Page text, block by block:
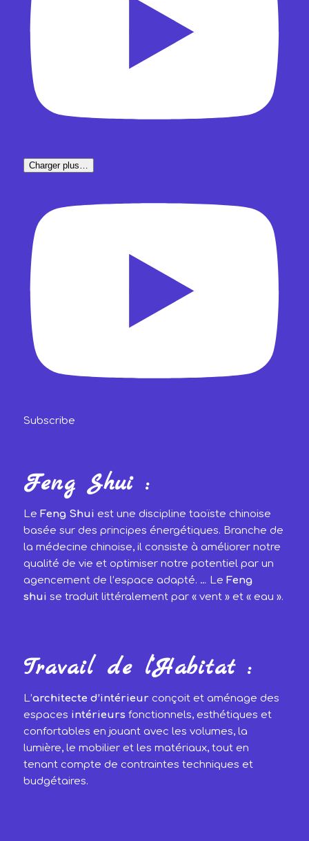
Charger plus…
Subscribe
Feng Shui :
Le Feng Shui est une discipline taoïste chinoise
basée sur des principes énergétiques. Branche de
la médecine chinoise, il consiste à améliorer notre
qualité de vie et optimiser notre potentiel par un
agencement de l’espace adapté. … Le Feng
shui se traduit littéralement par « vent » et « eau ».
Travail de l’Habitat :
L’architecte d’intérieurconçoit et aménage des
espaces intérieurs fonctionnels, esthétiques et
confortables en jouant avec les volumes, la
lumière, le mobilier et les matériaux, tout en
tenant compte de contraintes techniques et
budgétaires.